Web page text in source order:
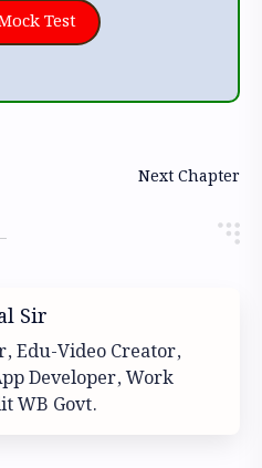
Test
Edu-Video Creator,
Developer, Work
WB Govt.